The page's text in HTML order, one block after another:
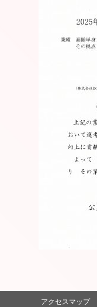
アクセスマップ